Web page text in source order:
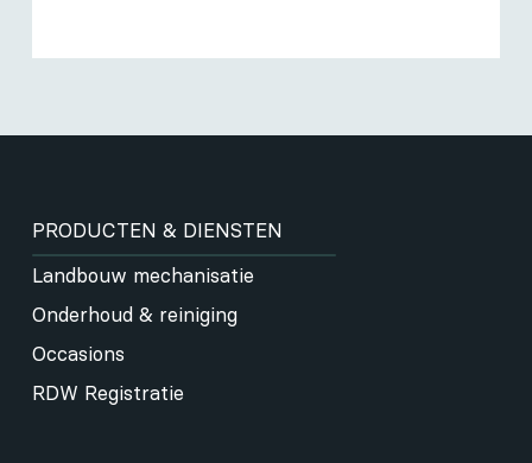
PRODUCTEN & DIENSTEN
Landbouw mechanisatie
Onderhoud & reiniging
Occasions
RDW Registratie